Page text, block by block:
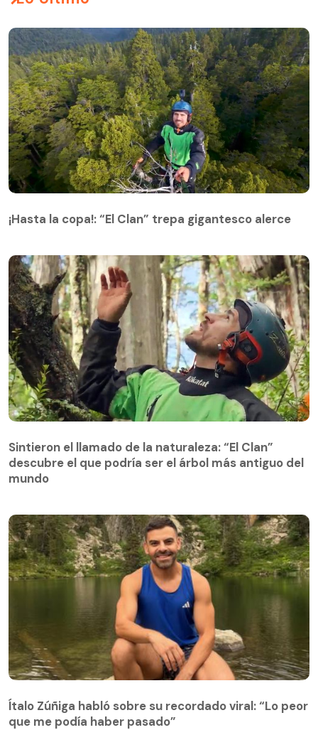
¡Hasta la copa!: “El Clan” trepa gigantesco alerce
descubre el que podría ser el árbol más antiguo del
mundo
Sintieron el llamado de la naturaleza: “El Clan”
descubre el que podría ser el árbol más antiguo del
mundo
Ítalo Zúñiga habló sobre su recordado viral: “Lo peor
que me podía haber pasado”